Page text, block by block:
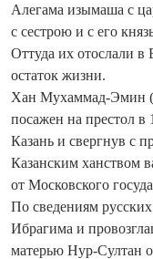
Алегама изымаша с
с сестрою и с его
Оттуда их отослали в
остаток жизни.
Хан Мухаммад-Эмин
посажен на престол в
Казань и сверг­нув с
Казанским ханством
от Московского
По сведениям
Ибрагима и
матерью Нур-Султан